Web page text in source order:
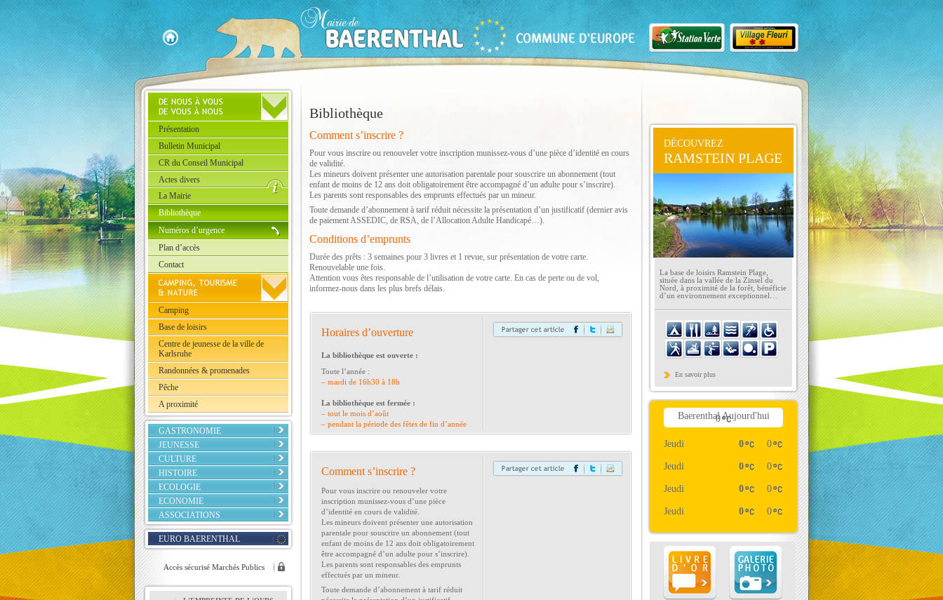
Présentation
Bulletin Municipal
CR du Conseil Municipal
Actes divers
La Mairie
Bibliothèque
Numéros d’urgence
Plan d’accès
Contact
Camping
Base de loisirs
Centre de jeunesse de la ville de
Karlsruhe
Randonnées & promenades
Pêche
A proximité
GASTRONOMIE
JEUNESSE
CULTURE
HISTOIRE
ECOLOGIE
ECONOMIE
ASSOCIATIONS
EURO BAERENTHAL
Accès sécurisé Marchés Publics
Bibliothèque
Comment s’inscrire ?
Pour vous inscrire ou renouveler votre inscription munissez-vous d’une pièce d’identité en cours
de validité.
Les mineurs doivent présenter une autorisation parentale pour souscrire un abonnement (tout
enfant de moins de 12 ans doit obligatoirement être accompagné d’un adulte pour s’inscrire).
Les parents sont responsables des emprunts effectués par un mineur.
Toute demande d’abonnement à tarif réduit nécessite la présentation d’un justificatif (dernier avis
de paiement ASSEDIC, de RSA, de l’Allocation Adulte Handicapé…).
Conditions d’emprunts
Durée des prêts : 3 semaines pour 3 livres et 1 revue, sur présentation de votre carte.
Renouvelable une fois.
Attention vous êtes responsable de l’utilisation de votre carte. En cas de perte ou de vol,
informez-nous dans les plus brefs délais.
Horaires d’ouverture
La bibliothèque est ouverte :
Toute l’année :
– mardi de 16h30 à 18h
La bibliothèque est fermée :
– tout le mois d’août
– pendant la période des fêtes de fin d’année
Comment s’inscrire ?
Pour vous inscrire ou renouveler votre
inscription munissez-vous d’une pièce
d’identité en cours de validité.
Les mineurs doivent présenter une autorisation
parentale pour souscrire un abonnement (tout
enfant de moins de 12 ans doit obligatoirement
être accompagné d’un adulte pour s’inscrire).
Les parents sont responsables des emprunts
effectués par un mineur.
Toute demande d’abonnement à tarif réduit
DÉCOUVREZ
RAMSTEIN PLAGE
La base de loisirs Ramstein Plage,
située dans la vallée de la Zinsel du
Nord, à proximité de la forêt, bénéficie
d’un environnement exceptionnel…
En savoir plus
Baerenthal Aujourd'hui
0
Jeudi 0
0
Jeudi 0
0
Jeudi 0
0
Jeudi 0
0